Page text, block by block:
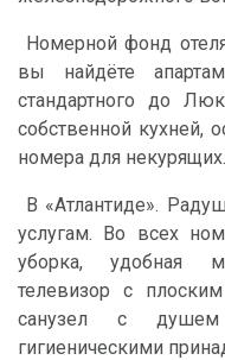
Номерной фонд
вы найдёте
стандартного до
собственной кухней,
номера для некурящих.
В «Атлантиде».
услугам. Во всех
уборка, удобная
телевизор с
санузел с
гигиеническими